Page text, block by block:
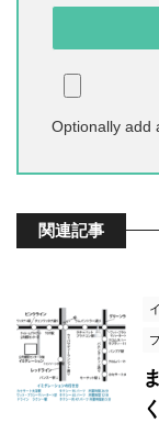
Optionally add
関連記事